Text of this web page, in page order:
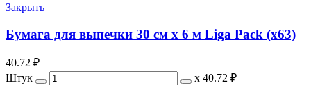
Закрыть
Бумага для выпечки 30 см х 6 м Liga Pack (х63)
40.72 ₽
Штук
х 40.72 ₽